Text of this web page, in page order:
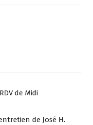
de Midi
de José H.